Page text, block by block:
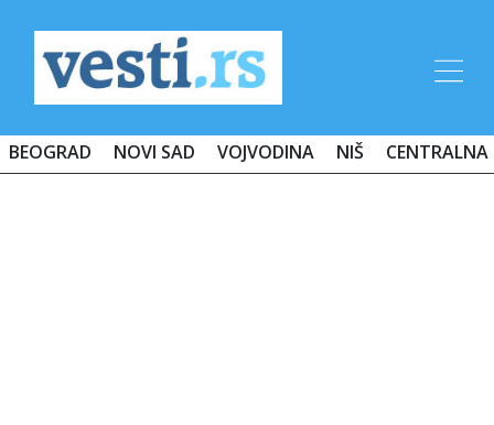
BEOGRAD NOVI SAD VOJVODINA NIŠ CENTRALNA